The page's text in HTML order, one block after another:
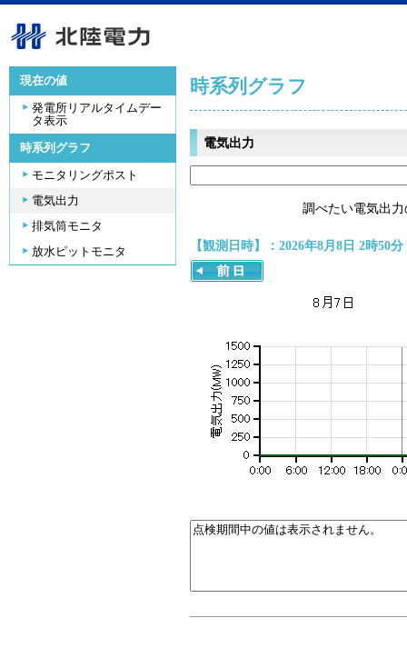
現在の値
発電所リアルタイムデー
タ表示
時系列グラフ
モニタリングポスト
電気出力
排気筒モニタ
放水ピットモニタ
時系列グラフ
電気出力
調べたい電気出
【観測日時】：2026年8月8日 2時50分